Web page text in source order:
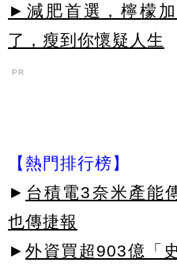
►減肥首選，檸檬
了，瘦到你懷疑人生
PR
【熱門排行榜】
► 台積電3奈米產能
也傳捷報
► 外資買超903億「